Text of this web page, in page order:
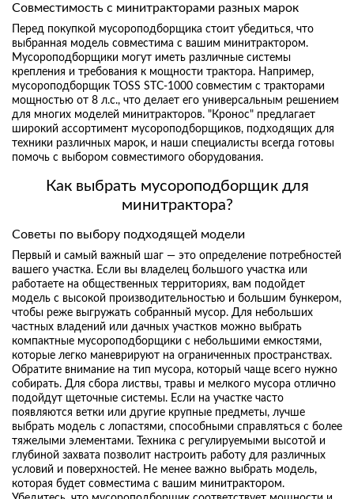
Совместимость с минитракторами разных марок
Перед покупкой мусороподборщика стоит убедиться, что
выбранная модель совместима с вашим минитрактором.
Мусороподборщики могут иметь различные системы
крепления и требования к мощности трактора. Например,
мусороподборщик TOSS STC-1000 совместим с тракторами
мощностью от 8 л.с., что делает его универсальным решением
для многих моделей минитракторов. "Кронос" предлагает
широкий ассортимент мусороподборщиков, подходящих для
техники различных марок, и наши специалисты всегда готовы
помочь с выбором совместимого оборудования.
Как выбрать мусороподборщик для
минитрактора?
Советы по выбору подходящей модели
Первый и самый важный шаг — это определение потребностей
вашего участка. Если вы владелец большого участка или
работаете на общественных территориях, вам подойдет
модель с высокой производительностью и большим бункером,
чтобы реже выгружать собранный мусор. Для небольших
частных владений или дачных участков можно выбрать
компактные мусороподборщики с небольшими емкостями,
которые легко маневрируют на ограниченных пространствах.
Обратите внимание на тип мусора, который чаще всего нужно
собирать. Для сбора листвы, травы и мелкого мусора отлично
подойдут щеточные системы. Если на участке часто
появляются ветки или другие крупные предметы, лучше
выбрать модель с лопастями, способными справляться с более
тяжелыми элементами. Техника с регулируемыми высотой и
глубиной захвата позволит настроить работу для различных
условий и поверхностей. Не менее важно выбрать модель,
которая будет совместима с вашим минитрактором.